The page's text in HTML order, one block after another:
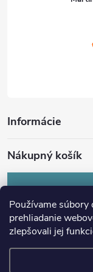
Používame
prehliadanie
zlepšovali jej
Informácie
Nákupný košík